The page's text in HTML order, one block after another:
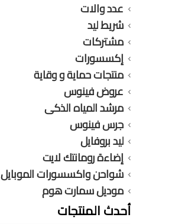
عدد والات
شريط ليد
مشتركات
إكسسورات
منتجات حماية و وقاية
عروض فينوس
مرشد المياه الذكى
جرس فينوس
ليد بروفايل
إضاءة رومانتك لايت
شواحن واكسسورات الموبايل
موديل سمارت هوم
أحدث المنتجات
خصومات مختلفه وتصاعدية